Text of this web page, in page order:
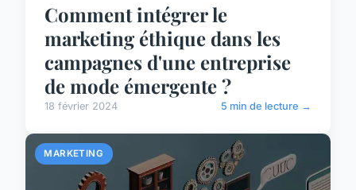
Comment intégrer le
marketing éthique dans les
campagnes d'une entreprise
de mode émergente ?
18 février 2024 5 min de lecture →
MARKETING